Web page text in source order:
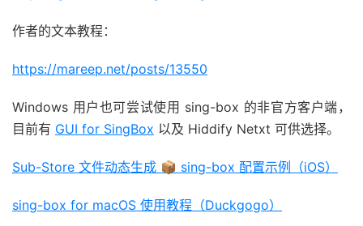
作者的文本教程：
https://mareep.net/posts/13550
Windows 用户也可尝试使用 sing-box 的非官方客户端，
目前有 GUI for SingBox 以及 Hiddify Netxt 可供选择。
Sub-Store 文件动态生成 📦 sing-box 配置示例（iOS）
sing-box for macOS 使用教程（Duckgogo）